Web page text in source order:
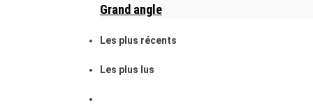
Grand angle
Les plus récents
Les plus lus